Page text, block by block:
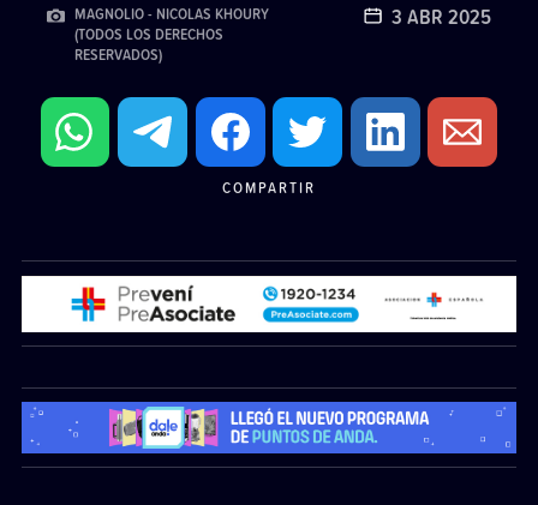
MAGNOLIO - NICOLAS KHOURY
(TODOS LOS DERECHOS
RESERVADOS)
3 ABR 2025
COMPARTIR